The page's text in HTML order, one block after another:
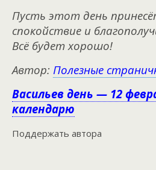
Пусть этот день
спокойствие и
Всё будет хорошо!
Автор: Полезные
Васильев день — 12
календарю
Поддержать автора